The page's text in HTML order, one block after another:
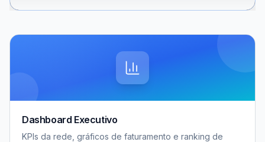
Dashboard Executivo
KPIs da rede, gráficos de faturamento e ranking de